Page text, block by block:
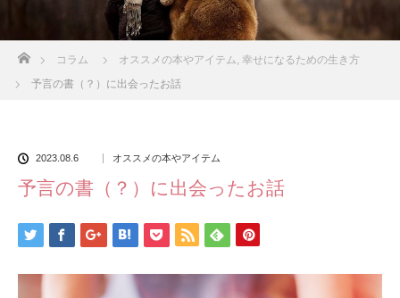
コラム オススメの本やアイテム 幸せになるための生き方
予言の書（？）に出会ったお話
2023.08.6 オススメの本やアイテム
予言の書（？）に出会ったお話